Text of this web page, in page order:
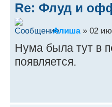
Re: Флуд и
Алиша» 02
Нума была тут в
появляется.